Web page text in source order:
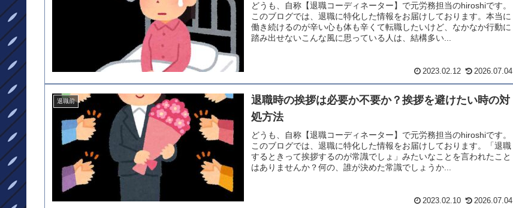
どうも、自称【退職コーディネーター】で元労務担当のhiroshiです。
このブログでは、退職に特化した情報をお届けしております。本当に
働き続けるのが辛い心も体も辛くて転職したいけど、なかなか行動に
踏み出せないこんな風に思っている人は、結構多い...
2023.02.12 2026.07.04
退職前
退職時の挨拶は必要か不要か？挨拶を避けたい時の対
処方法
どうも、自称【退職コーディネーター】で元労務担当のhiroshiです。
このブログでは、退職に特化した情報をお届けしております。「退職
するときって挨拶するのが常識でしょ」みたいなことを言われたこと
はありませんか？何の、誰が決めた常識でしょうか...
2023.02.10 2026.07.04